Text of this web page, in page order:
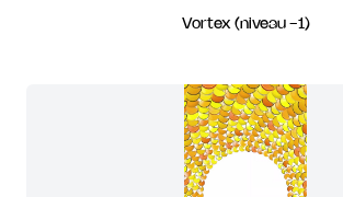
Vortex (niveau -1)